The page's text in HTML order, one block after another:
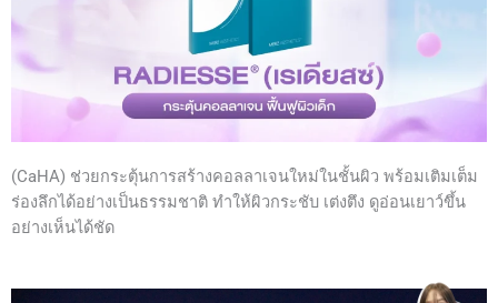
(CaHA) ช่วยกระตุ้นการสร้างคอลลาเจนใหม่ในชั้นผิว พร้อมเติมเต็ม
ร่องลึกได้อย่างเป็นธรรมชาติ ทำให้ผิวกระชับ เต่งตึง ดูอ่อนเยาว์ขึ้น
อย่างเห็นได้ชัด